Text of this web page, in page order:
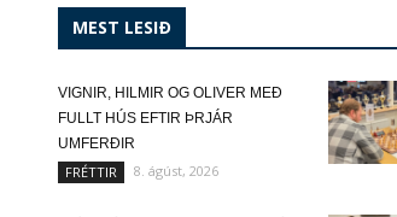
MEST LESIÐ
VIGNIR, HILMIR OG OLIVER MEÐ
FULLT HÚS EFTIR ÞRJÁR
UMFERÐIR
FRÉTTIR 8. ágúst, 2026